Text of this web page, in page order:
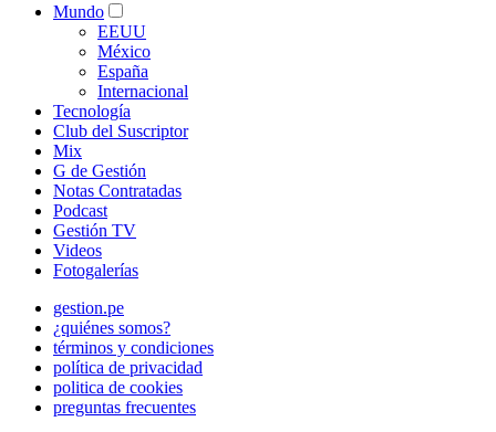
Mundo
EEUU
México
España
Internacional
Tecnología
Club del Suscriptor
Mix
G de Gestión
Notas Contratadas
Podcast
Gestión TV
Videos
Fotogalerías
gestion.pe
¿quiénes somos?
términos y condiciones
política de privacidad
politica de cookies
preguntas frecuentes